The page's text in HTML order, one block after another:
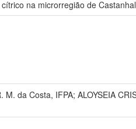
na microrregião de
da Costa, IFPA; ALOYSEIA